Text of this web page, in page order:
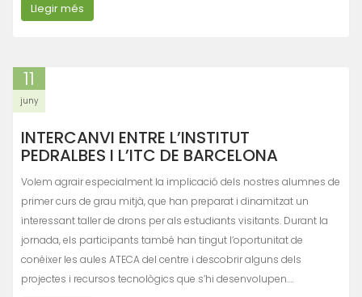
Llegir més
11
juny
INTERCANVI ENTRE L’INSTITUT
PEDRALBES I L’ITC DE BARCELONA
Volem agrair especialment la implicació dels nostres alumnes de
primer curs de grau mitjà, que han preparat i dinamitzat un
interessant taller de drons per als estudiants visitants. Durant la
jornada, els participants també han tingut l’oportunitat de
conèixer les aules ATECA del centre i descobrir alguns dels
projectes i recursos tecnològics que s’hi desenvolupen.…